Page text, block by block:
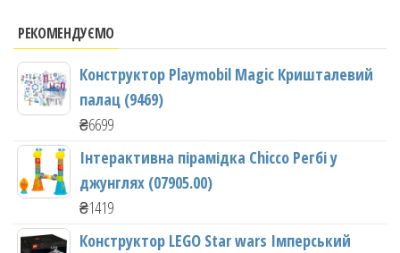
РЕКОМЕНДУЄМО
Конструктор Playmobil Magic Кришталевий
палац (9469)
₴6699
Інтерактивна пірамідка Chicco Регбі у
джунглях (07905.00)
₴1419
Конструктор LEGO Star wars Імперський